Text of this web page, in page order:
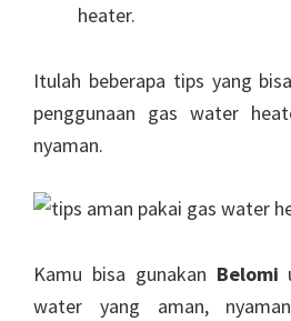
heater.
Itulah beberapa tips yang
penggunaan gas water
nyaman.
Kamu bisa gunakan Belomi
water yang aman,